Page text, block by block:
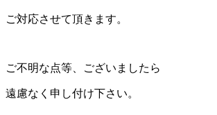
ご対応させて頂きます。
ご不明な点等、ございましたら
遠慮なく申し付け下さい。